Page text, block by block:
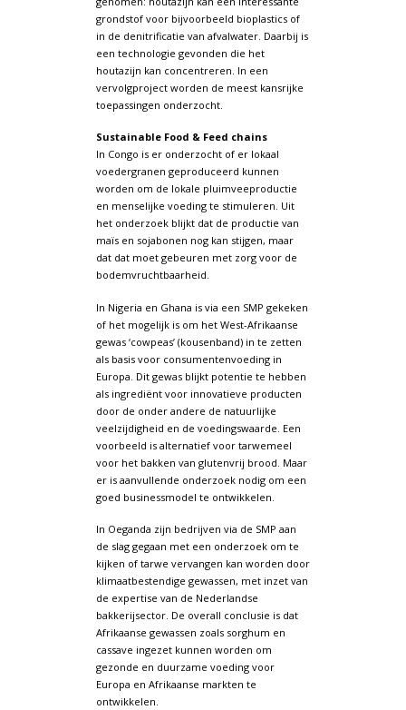
grondstof voor bijvoorbeeld bioplastics of
in de denitrificatie van afvalwater. Daarbij is
een technologie gevonden die het
houtazijn kan concentreren. In een
vervolgproject worden de meest kansrijke
toepassingen onderzocht.
Sustainable Food & Feed chains
In Congo is er onderzocht of er lokaal
voedergranen geproduceerd kunnen
worden om de lokale pluimveeproductie
en menselijke voeding te stimuleren. Uit
het onderzoek blijkt dat de productie van
maïs en sojabonen nog kan stijgen, maar
dat dat moet gebeuren met zorg voor de
bodemvruchtbaarheid.
In Nigeria en Ghana is via een SMP gekeken
of het mogelijk is om het West-Afrikaanse
gewas ‘cowpeas’ (kousenband) in te zetten
als basis voor consumentenvoeding in
Europa. Dit gewas blijkt potentie te hebben
als ingrediënt voor innovatieve producten
door de onder andere de natuurlijke
veelzijdigheid en de voedingswaarde. Een
voorbeeld is alternatief voor tarwemeel
voor het bakken van glutenvrij brood. Maar
er is aanvullende onderzoek nodig om een
goed businessmodel te ontwikkelen.
In Oeganda zijn bedrijven via de SMP aan
de slag gegaan met een onderzoek om te
kijken of tarwe vervangen kan worden door
klimaatbestendige gewassen, met inzet van
de expertise van de Nederlandse
bakkerijsector. De overall conclusie is dat
Afrikaanse gewassen zoals sorghum en
cassave ingezet kunnen worden om
gezonde en duurzame voeding voor
Europa en Afrikaanse markten te
ontwikkelen.